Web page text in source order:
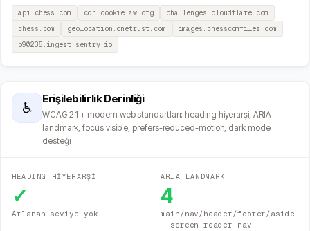
api.chess.com cdn.cookielaw.org
challenges.cloudflare.com
chess.com
geolocation.onetrust.com
images.chesscomfiles.com
o90235.ingest.sentry.io
♿
Erişilebilirlik Derinliği
WCAG 2.1 + modern web standartları: heading hiyerarşi, ARIA
landmark, focus visible, prefers-reduced-motion, dark mode
desteği.
HEADING HİYERARŞİ
✓
Atlanan seviye yok
ARIA LANDMARK
4
main/nav/header/footer/aside
· screen reader nav